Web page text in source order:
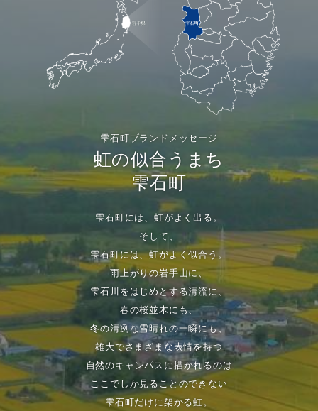
雫石町ブランドメッセージ
虹の似合うまち
雫石町
雫石町には、虹がよく出る。
そして、
雫石町には、虹がよく似合う。
雨上がりの岩手山に、
雫石川をはじめとする清流に、
春の桜並木にも、
冬の清冽な雪晴れの一瞬にも、
雄大でさまざまな表情を持つ
自然のキャンパスに描かれるのは
ここでしか見ることのできない
雫石町だけに架かる虹。